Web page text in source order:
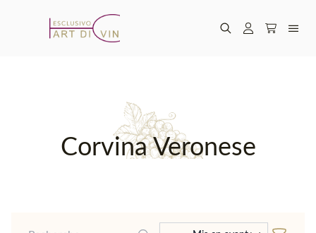
Corvina Veronese
Recherche